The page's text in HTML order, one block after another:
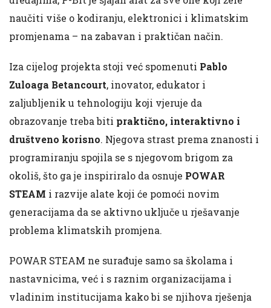
naučiti više o kodiranju, elektronici i klimatskim
promjenama – na zabavan i praktičan način.
Iza cijelog projekta stoji već spomenuti Pablo
Zuloaga Betancourt, inovator, edukator i
zaljubljenik u tehnologiju koji vjeruje da
obrazovanje treba biti praktično, interaktivno i
društveno korisno. Njegova strast prema znanosti i
programiranju spojila se s njegovom brigom za
okoliš, što ga je inspiriralo da osnuje POWAR
STEAM i razvije alate koji će pomoći novim
generacijama da se aktivno uključe u rješavanje
problema klimatskih promjena.
POWAR STEAM ne surađuje samo sa školama i
nastavnicima, već i s raznim organizacijama i
vladinim institucijama kako bi se njihova rješenja